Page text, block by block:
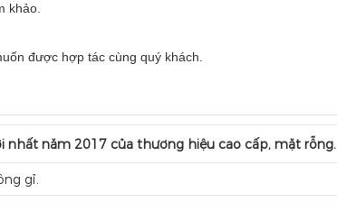
khảo.
được hợp tác cùng quý khách.
năm 2017 của thương hiệu cao cấp, mặt rỗng.
gỉ.